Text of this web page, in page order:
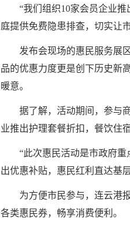
“我们组织10家会员企业
庭提供免费隐患排查，切实让
发布会现场的惠民服务展
品的优惠力度更是创下历史新
暖意。
据了解，活动期间，参与
业推出护理套餐折扣，餐饮住
“此次惠民活动是市政府
出优惠补贴，惠民红利直达基
为方便市民参与，连云港
各类惠民券，畅享消费便利。